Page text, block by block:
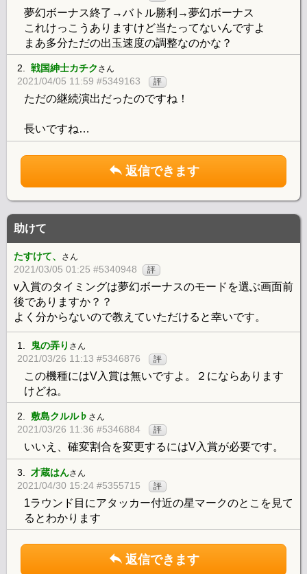
夢幻ボーナス終了→バトル勝利→夢幻ボーナス
これけっこうありますけど当たってないんですよ
まあ多分ただの出玉速度の調整なのかな？
2. 戦国紳士カチク さん
2021/04/05 11:59 #5349163 評
ただの継続演出だったのですね！
長いですね…
返信できます
助けて
たすけて、 さん
2021/03/05 01:25 #5340948 評
v入賞のタイミングは夢幻ボーナスのモードを選ぶ画面前
後でありますか？？
よく分からないので教えていただけると幸いです。
1. 鬼の弄り さん
2021/03/26 11:13 #5346876 評
この機種にはV入賞は無いですよ。２にならあります
けどね。
2. 敷島クルル♭ さん
2021/03/26 11:36 #5346884 評
いいえ、確変割合を変更するにはV入賞が必要です。
3. 才蔵はんさん
2021/04/30 15:24 #5355715 評
1ラウンド目にアタッカー付近の星マークのとこを見て
るとわかります
返信できます